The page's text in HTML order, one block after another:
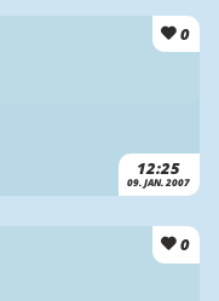
0
12:25
09. JAN. 2007
0